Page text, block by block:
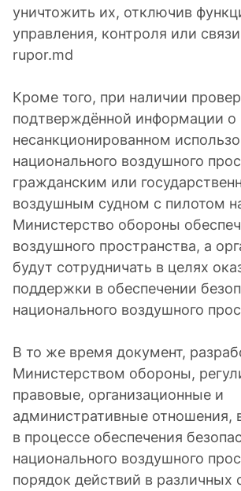
уничтожить их, отключив
управления, контроля или
rupor.md
Кроме того, при наличии
подтверждённой информации о
несанкционированном
национального воздушного
гражданским или
воздушным судном с пилотом
Министерство обороны
воздушного пространства, а
будут сотрудничать в целях
поддержки в обеспечении
национального воздушного
В то же время документ,
Министерством обороны,
правовые, организационные и
административные отношения,
в процессе обеспечения
национального воздушного
порядок действий в различных